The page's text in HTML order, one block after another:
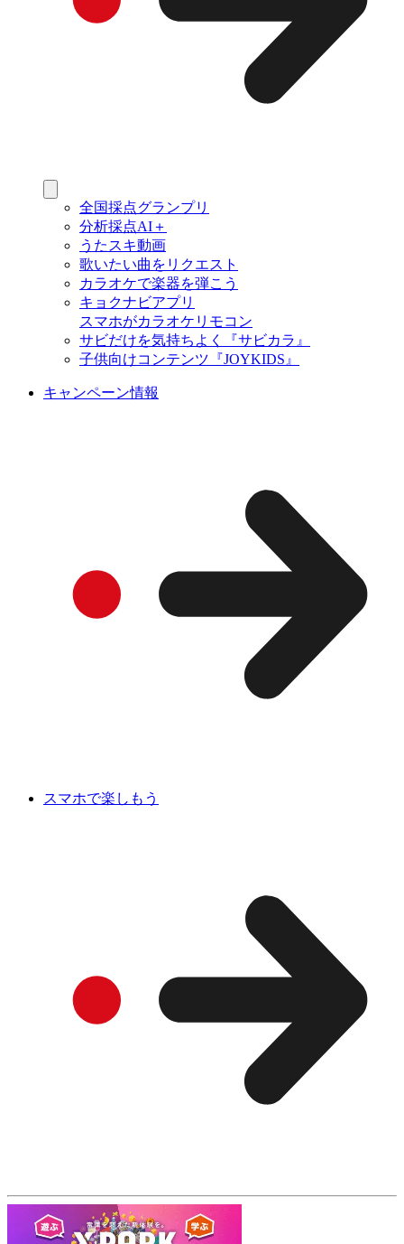
全国採点グランプリ
分析採点AI＋
うたスキ動画
歌いたい曲をリクエスト
カラオケで楽器を弾こう
キョクナビアプリ
スマホがカラオケリモコン
サビだけを気持ちよく『サビカラ』
子供向けコンテンツ『JOYKIDS』
キャンペーン情報
スマホで楽しもう